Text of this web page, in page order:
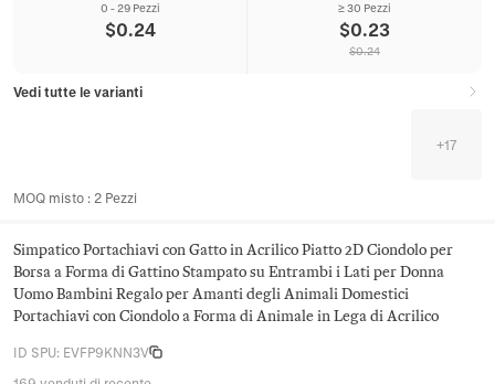
0 - 29 Pezzi
$0.24
≥ 30 Pezzi
$0.23
$0.24
Vedi tutte le varianti
+17
MOQ misto : 2 Pezzi
Simpatico Portachiavi con Gatto in Acrilico Piatto 2D Ciondolo per
Borsa a Forma di Gattino Stampato su Entrambi i Lati per Donna
Uomo Bambini Regalo per Amanti degli Animali Domestici
Portachiavi con Ciondolo a Forma di Animale in Lega di Acrilico
ID SPU: EVFP9KNN3V